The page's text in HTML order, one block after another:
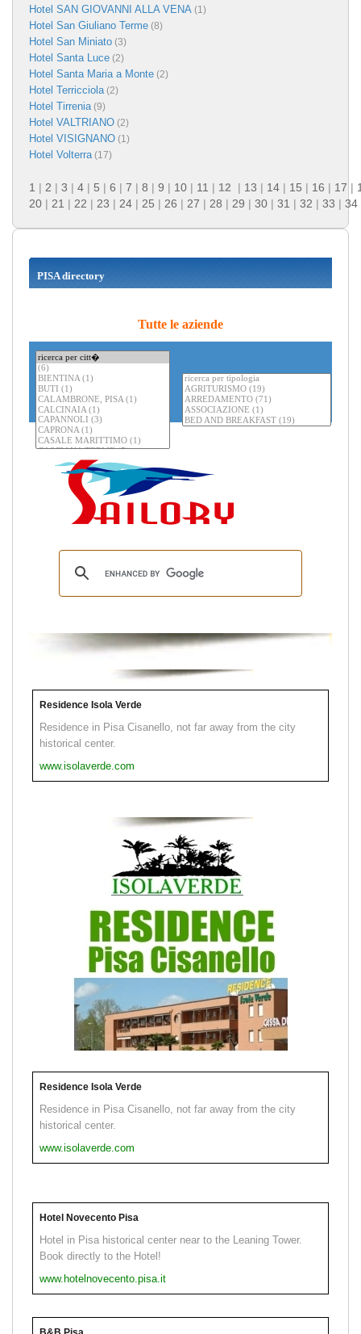
Hotel SAN GIOVANNI ALLA VENA (1)
Hotel San Giuliano Terme (8)
Hotel San Miniato (3)
Hotel Santa Luce (2)
Hotel Santa Maria a Monte (2)
Hotel Terricciola(2)
Hotel Tirrenia(9)
Hotel VALTRIANO (2)
Hotel VISIGNANO (1)
Hotel Volterra(17)
1 | 2 | 3 | 4 | 5 | 6 | 7 | 8 | 9 | 10 | 11 | 12 | 13 | 14 | 15 | 16 | 17 |
20 | 21 | 22 | 23 | 24 | 25 | 26 | 27 | 28 | 29 | 30 | 31 | 32 | 33 | 34
PISA directory
Tutte le aziende
Residence Isola Verde
Residence in Pisa Cisanello, not far away from the city
historical center.
www.isolaverde.com
Residence Isola Verde
Residence in Pisa Cisanello, not far away from the city
historical center.
www.isolaverde.com
Hotel Novecento Pisa
Hotel in Pisa historical center near to the Leaning Tower.
Book directly to the Hotel!
www.hotelnovecento.pisa.it